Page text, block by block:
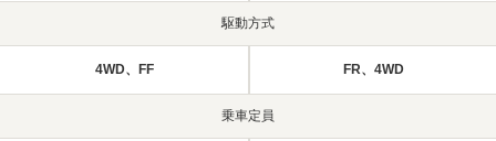
駆動方式
4WD、FF FR、4WD
乗車定員